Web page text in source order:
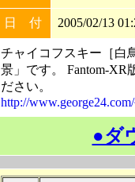
日 付 2005/02/13
チャイコフスキー［白
景」です。 Fantom-
ださい。
http://
●ダ